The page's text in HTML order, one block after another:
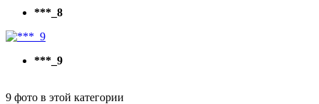
***_8
***_9
9 фото в этой категории